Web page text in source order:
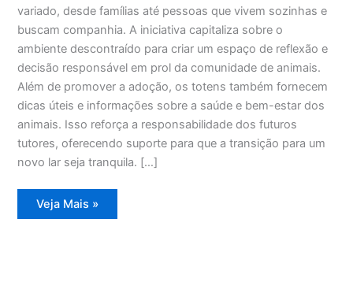
variado, desde famílias até pessoas que vivem sozinhas e
buscam companhia. A iniciativa capitaliza sobre o
ambiente descontraído para criar um espaço de reflexão e
decisão responsável em prol da comunidade de animais.
Além de promover a adoção, os totens também fornecem
dicas úteis e informações sobre a saúde e bem-estar dos
animais. Isso reforça a responsabilidade dos futuros
tutores, oferecendo suporte para que a transição para um
novo lar seja tranquila. […]
Totens
em
Veja Mais »